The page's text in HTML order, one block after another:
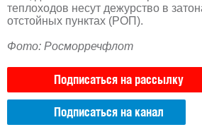
теплоходов несут дежурство в
отстойных пунктах (РОП).
Фото: Росморречфлот
Подписаться на рассылку
Подписаться на канал